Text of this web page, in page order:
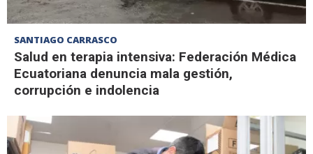
SANTIAGO CARRASCO
Salud en terapia intensiva: Federación Médica
Ecuatoriana denuncia mala gestión,
corrupción e indolencia